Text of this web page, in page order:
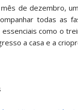
de dezembro,
todas as
como o
a casa e a